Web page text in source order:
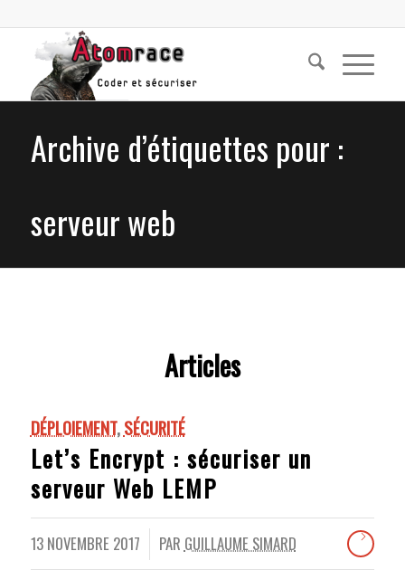
Archive d’étiquettes pour :
serveur web
Articles
DÉPLOIEMENT,SÉCURITÉ
Let’s Encrypt : sécuriser un
serveur Web LEMP
13 NOVEMBRE 2017
/ PAR GUILLAUME SIMARD